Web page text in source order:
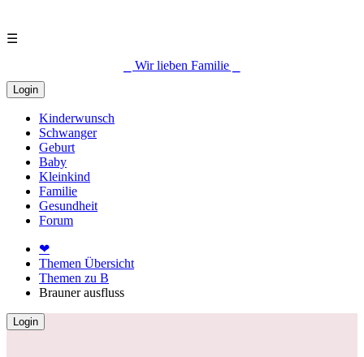
☰
⎯ Wir lieben Familie ⎯
Login
Kinderwunsch
Schwanger
Geburt
Baby
Kleinkind
Familie
Gesundheit
Forum
❤
Themen Übersicht
Themen zu B
Brauner ausfluss
Login